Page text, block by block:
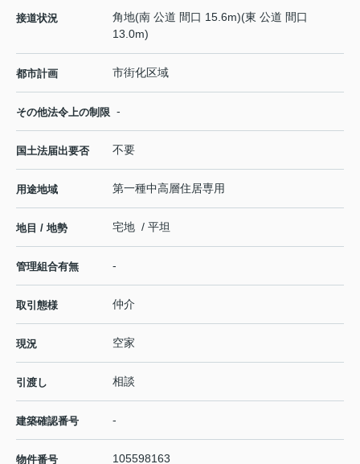
接道状況
角地(南 公道 間口 15.6m)(東 公道 間口
13.0m)
都市計画 市街化区域
その他法令上の制限 -
国土法届出要否 不要
用途地域 第一種中高層住居専用
地目 / 地勢 宅地 / 平坦
管理組合有無 -
取引態様 仲介
現況 空家
引渡し 相談
建築確認番号 -
物件番号 105598163